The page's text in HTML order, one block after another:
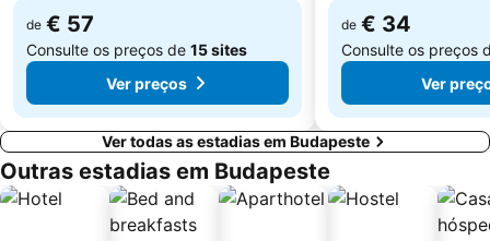
de € 57
Consulte os preços de 15 sites
Ver preços
de € 34
Consulte os preços
Ver
Ver todas as estadias em Budapeste
Outras estadias em Budapeste